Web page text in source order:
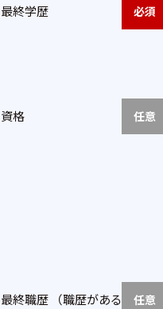
最終学歴 必須
資格 任意
最終職歴 任意
（職歴がある方のみ）